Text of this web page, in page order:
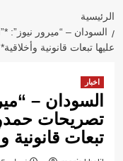
الرئيسية
السودان – “ميرور
عليها تبعات قانونية وأخلاقية*
اخبار
السودان –
تصريحات
تبعات قانونية